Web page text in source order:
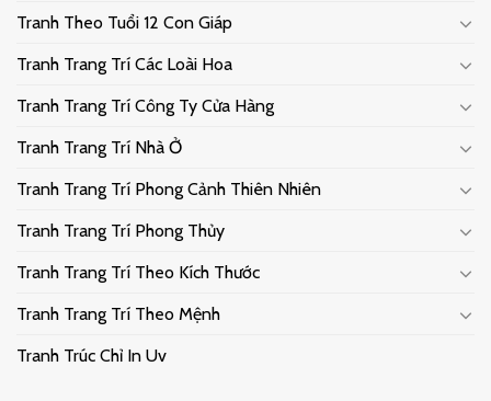
Tranh Theo Tuổi 12 Con Giáp
Tranh Trang Trí Các Loài Hoa
Tranh Trang Trí Công Ty Cửa Hàng
Tranh Trang Trí Nhà Ở
Tranh Trang Trí Phong Cảnh Thiên Nhiên
Tranh Trang Trí Phong Thủy
Tranh Trang Trí Theo Kích Thước
Tranh Trang Trí Theo Mệnh
Tranh Trúc Chỉ In Uv